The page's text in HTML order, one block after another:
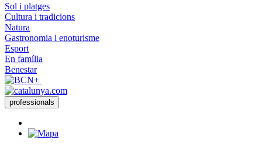
Sol i platges
Cultura i tradicions
Natura
Gastronomia i enoturisme
Esport
En família
Benestar
professionals